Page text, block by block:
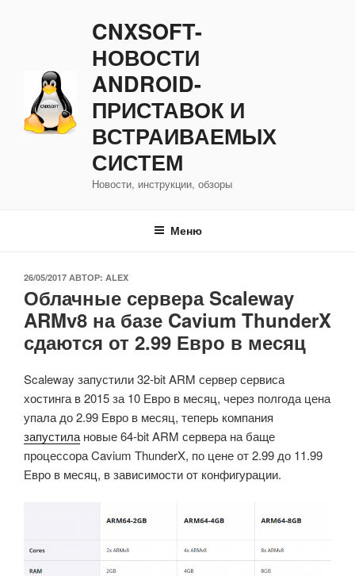
CNXSOFT-
НОВОСТИ
ANDROID-
ПРИСТАВОК И
ВСТРАИВАЕМЫХ
СИСТЕМ
Новости, инструкции, обзоры
Меню
ОПУБЛИКОВАНО
26/05/2017 АВТОР: ALEX
Облачные сервера Scaleway
ARMv8 на базе Cavium ThunderX
сдаются от 2.99 Евро в месяц
Scaleway запустили 32-bit ARM сервер сервиса
хостинга в 2015 за 10 Евро в месяц, через полгода цена
упала до 2.99 Евро в месяц, теперь компания
запустилановые 64-bit ARM сервера на баще
процессора Cavium ThunderX, по цене от 2.99 до 11.99
Евро в месяц, в зависимости от конфигурации.